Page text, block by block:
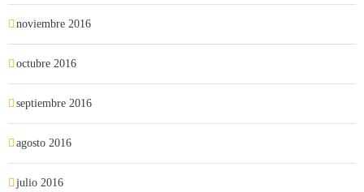
noviembre 2016
octubre 2016
septiembre 2016
agosto 2016
julio 2016